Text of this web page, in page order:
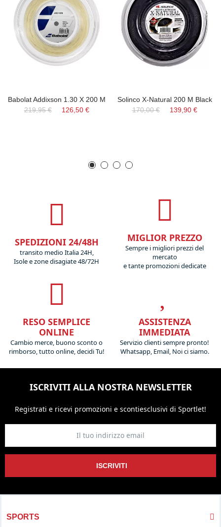
Babolat Addixson 1.30 X 200 M
219,95 €
126,50 €
Solinco X-Natural 200 M Black
170,00 €
139,90 €
SPEDIZIONI 24/48H
transito medio Italia 24H,
Isole e zone disagiate 48/72H
MIGLIOR PREZZO
Sempre i migliori prezzi del
mercato
e tante promozioni dedicate
RESO SEMPLICE
ONLINE
Cambio merce, buono sconto o
rimborso, tutto online, decidi Tu!
ASSISTENZA
IMMEDIATA
Servizio clienti sempre pronto!
Whatsapp, Email, Noi ci siamo.
ISCRIVITI ALLA NOSTRA NEWSLETTER
Registrati e ricevi promozioni e scontiesclusivi di Sportlet!
ISCRIVITI
SPORTS